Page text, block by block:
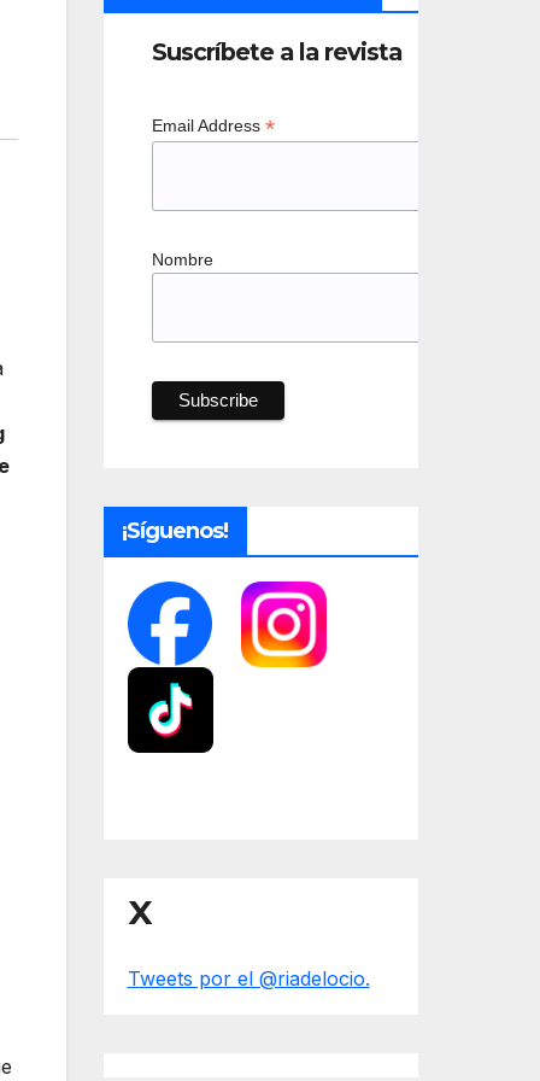
Suscríbete a la revista
Email Address *
Nombre
¡Síguenos!
X
Tweets por el @riadelocio.